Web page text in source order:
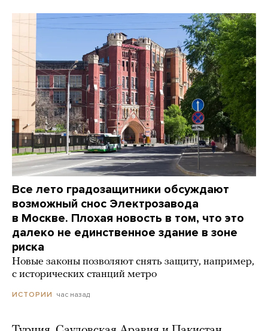
Все лето градозащитники обсуждают
возможный снос Электрозавода
в Москве. Плохая новость в том, что это
далеко не единственное здание в зоне
риска
Новые законы позволяют снять защиту, например,
с исторических станций метро
ИСТОРИИ час назад